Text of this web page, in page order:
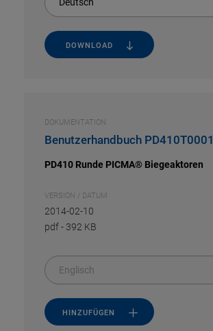
DOWNLOAD
DOKUMENTATION
Benutzerhandbuch PD410T0001
PD410 Runde PICMA® Biegeaktoren
VERSION / DATUM
2014-02-10
pdf- 392 KB
Englisch
HINZUFÜGEN